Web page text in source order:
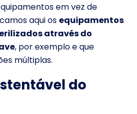
em vez de
aqui os equipamentos
através do
, por exemplo e que
múltiplas.
do